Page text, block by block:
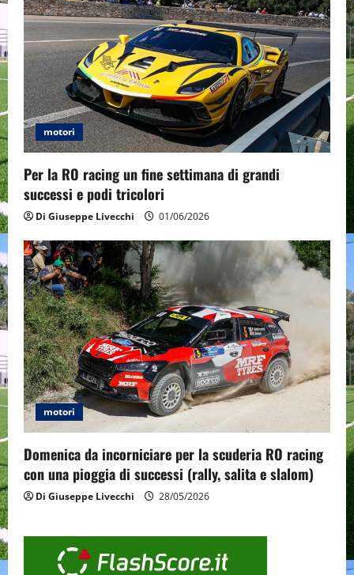
motori
Per la RO racing un fine settimana di grandi
successi e podi tricolori
Di Giuseppe Livecchi 01/06/2026
motori
Domenica da incorniciare per la scuderia RO racing
con una pioggia di successi (rally, salita e slalom)
Di Giuseppe Livecchi 28/05/2026